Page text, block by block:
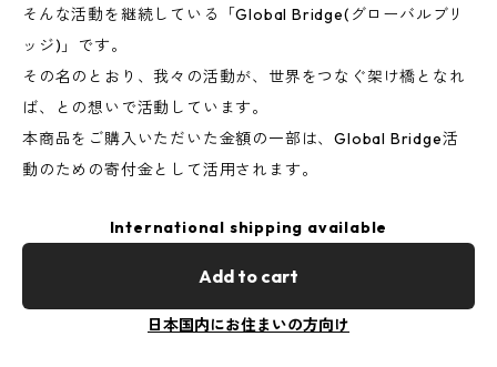
そんな活動を継続している「Global Bridge(グローバルブリ
ッジ)」です。
その名のとおり、我々の活動が、世界をつなぐ架け橋となれ
ば、との想いで活動しています。
本商品をご購入いただいた金額の一部は、Global Bridge活
動のための寄付金として活用されます。
International shipping available
Add to cart
日本国内にお住まいの方向け